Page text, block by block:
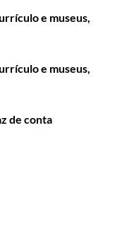
e museus,
e museus,
de conta